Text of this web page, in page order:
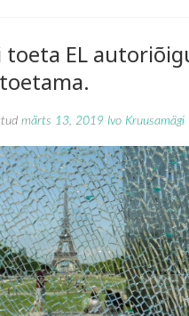
toeta EL
märts 13, 2019 Ivo Kruusamägi